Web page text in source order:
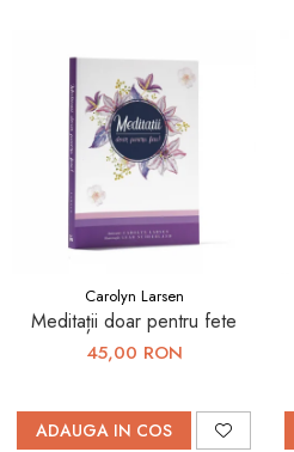
Carolyn Larsen
Meditații doar pentru fete
45,00 RON
ADAUGA IN COS